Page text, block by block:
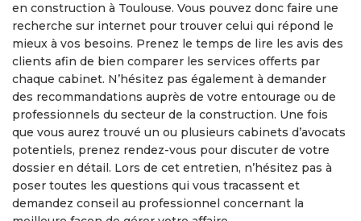
en construction à Toulouse. Vous pouvez donc faire une
recherche sur internet pour trouver celui qui répond le
mieux à vos besoins. Prenez le temps de lire les avis des
clients afin de bien comparer les services offerts par
chaque cabinet. N’hésitez pas également à demander
des recommandations auprès de votre entourage ou de
professionnels du secteur de la construction. Une fois
que vous aurez trouvé un ou plusieurs cabinets d’avocats
potentiels, prenez rendez-vous pour discuter de votre
dossier en détail. Lors de cet entretien, n’hésitez pas à
poser toutes les questions qui vous tracassent et
demandez conseil au professionnel concernant la